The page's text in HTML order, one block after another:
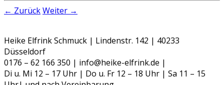
← ZurückWeiter →
Heike Elfrink Schmuck | Lindenstr. 142 | 40233
Düsseldorf
0176 – 62 166 350 | info@heike-elfrink.de |
Di u. Mi 12 – 17 Uhr | Do u. Fr 12 – 18 Uhr | Sa 11 – 15